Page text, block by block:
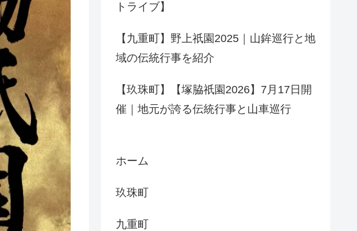
トライブ】
【九重町】野上祇園2025｜山鉾巡行と地
域の伝統行事を紹介
【玖珠町】【塚脇祇園2026】7月17日開
催｜地元が誇る伝統行事と山車巡行
ホーム
玖珠町
九重町